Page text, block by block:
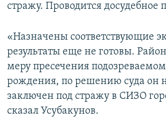
стражу. Проводится досудебное
«Назначены соответствующие
результаты еще не готовы.
меру пресечения
рождения, по решению суда он
заключен под стражу в СИЗО
сказал Усубакунов.